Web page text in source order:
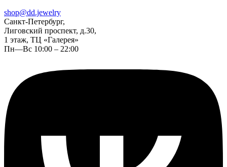
shop@dd.jewelry
Санкт-Петербург,
Лиговский проспект, д.30,
1 этаж, ТЦ «Галерея»
Пн—Вс 10:00 – 22:00